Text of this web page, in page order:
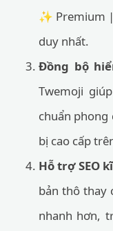
✨ Premium
duy nhất.
Đồng bộ
Twemoji
chuẩn phong
bị cao cấp
Hỗ trợ SEO
bản thô thay
nhanh hơn,